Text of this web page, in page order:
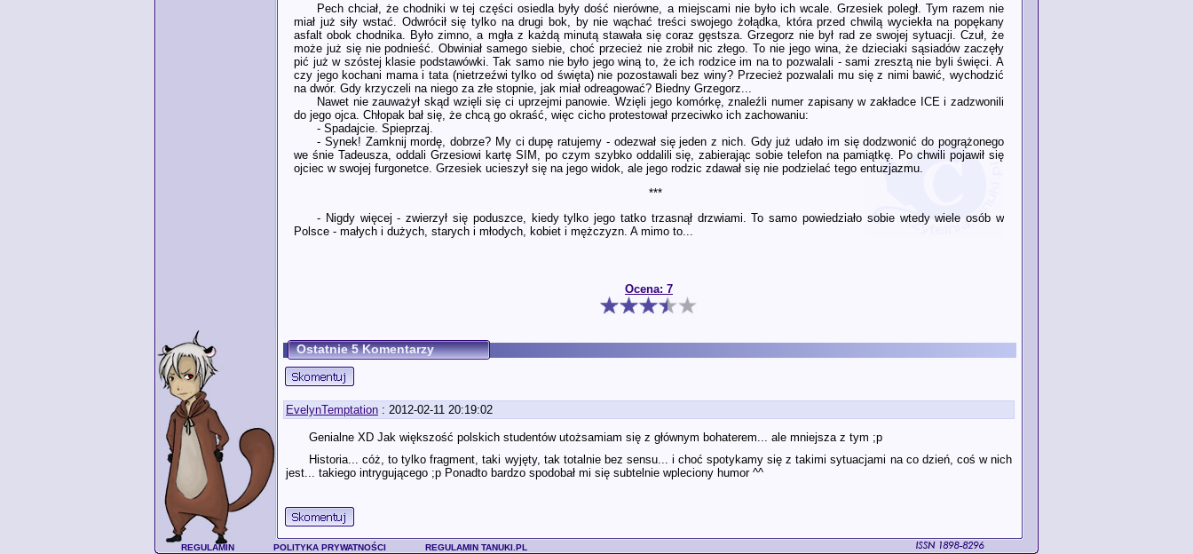
Pech chciał, że chodniki w tej części osiedla były dość nierówne, a miejscami nie było ich wcale. Grzesiek poległ. Tym razem nie
miał już siły wstać. Odwrócił się tylko na drugi bok, by nie wąchać treści swojego żołądka, która przed chwilą wyciekła na popękany
asfalt obok chodnika. Było zimno, a mgła z każdą minutą stawała się coraz gęstsza. Grzegorz nie był rad ze swojej sytuacji. Czuł, że
może już się nie podnieść. Obwiniał samego siebie, choć przecież nie zrobił nic złego. To nie jego wina, że dzieciaki sąsiadów zaczęły
pić już w szóstej klasie podstawówki. Tak samo nie było jego winą to, że ich rodzice im na to pozwalali - sami zresztą nie byli święci. A
czy jego kochani mama i tata (nietrzeźwi tylko od święta) nie pozostawali bez winy? Przecież pozwalali mu się z nimi bawić, wychodzić
na dwór. Gdy krzyczeli na niego za złe stopnie, jak miał odreagować? Biedny Grzegorz...
Nawet nie zauważył skąd wzięli się ci uprzejmi panowie. Wzięli jego komórkę, znaleźli numer zapisany w zakładce ICE i zadzwonili
do jego ojca. Chłopak bał się, że chcą go okraść, więc cicho protestował przeciwko ich zachowaniu:
- Spadajcie. Spieprzaj.
- Synek! Zamknij mordę, dobrze? My ci dupę ratujemy - odezwał się jeden z nich. Gdy już udało im się dodzwonić do pogrążonego
we śnie Tadeusza, oddali Grzesiowi kartę SIM, po czym szybko oddalili się, zabierając sobie telefon na pamiątkę. Po chwili pojawił się
ojciec w swojej furgonetce. Grzesiek ucieszył się na jego widok, ale jego rodzic zdawał się nie podzielać tego entuzjazmu.
***
- Nigdy więcej - zwierzył się poduszce, kiedy tylko jego tatko trzasnął drzwiami. To samo powiedziało sobie wtedy wiele osób w
Polsce - małych i dużych, starych i młodych, kobiet i mężczyzn. A mimo to...
Ocena: 7
Ostatnie 5 Komentarzy
EvelynTemptation : 2012-02-11 20:19:02
Genialne XD Jak większość polskich studentów utożsamiam się z głównym bohaterem... ale mniejsza z tym ;p
Historia... cóż, to tylko fragment, taki wyjęty, tak totalnie bez sensu... i choć spotykamy się z takimi sytuacjami na co dzień, coś w nich
jest... takiego intrygującego ;p Ponadto bardzo spodobał mi się subtelnie wpleciony humor ^^
REGULAMIN POLITYKA PRYWATNOŚCI REGULAMIN TANUKI.PL